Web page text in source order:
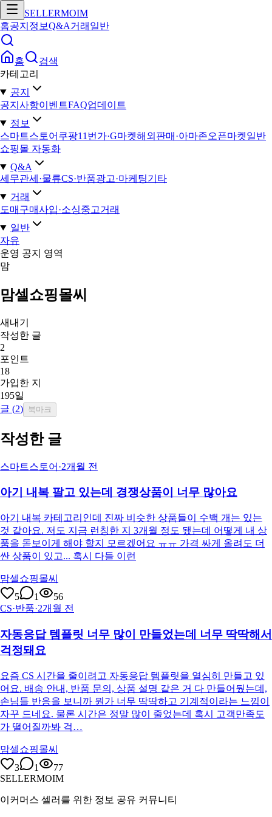
SELLERMOIM
홈공지 정보Q&A거래 일반
홈
검색
카테고리
공지
공지사항이벤트FAQ업데이트
정보
스마트스토어 쿠팡11번가·G마켓해외판매·아마존오픈마켓일반
쇼핑몰 자동화
Q&A
세무관세·물류CS·반품광고·마케팅기타
거래
도매구매사입·소싱중고거래
일반
자유
운영 공지 영역
맘
맘셀쇼핑몰씨
새내기
작성한 글
2
포인트
18
가입한 지
195일
글 (2) 북마크
작성한 글
스마트스토어 ·2개월 전
아기 내복 팔고 있는데 경쟁상품이 너무 많아요
아기 내복 카테고리인데 진짜 비슷한 상품들이 수백 개는 있는
것 같아요. 저도 지금 런칭한 지 3개월 정도 됐는데 어떻게 내 상
품을 돋보이게 해야 할지 모르겠어요 ㅠㅠ 가격 싸게 올려도 더
싼 상품이 있고... 혹시 다들 이런
맘셀쇼핑몰씨
5
1
56
CS·반품·2개월 전
자동응답 템플릿 너무 많이 만들었는데 너무 딱딱해서
걱정돼요
요즘 CS 시간을 줄이려고 자동응답 템플릿을 열심히 만들고 있
어요. 배송 안내, 반품 문의, 상품 설명 같은 거 다 만들어뒀는데,
손님들 반응을 보니까 뭔가 너무 딱딱하고 기계적이라는 느낌이
자꾸 드네요. 물론 시간은 정말 많이 줄었는데 혹시 고객만족도
가 떨어질까봐 걱…
맘셀쇼핑몰씨
3
1
77
SELLERMOIM
이커머스 셀러를 위한 정보 공유 커뮤니티